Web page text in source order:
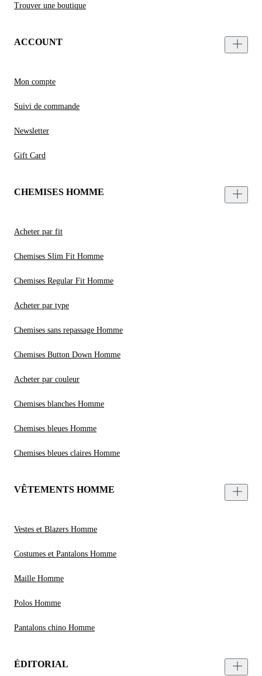
Trouver une boutique
ACCOUNT
Mon compte
Suivi de commande
Newsletter
Gift Card
CHEMISES HOMME
Acheter par fit
Chemises Slim Fit Homme
Chemises Regular Fit Homme
Acheter par type
Chemises sans repassage Homme
Chemises Button Down Homme
Acheter par couleur
Chemises blanches Homme
Chemises bleues Homme
Chemises bleues claires Homme
VÊTEMENTS HOMME
Vestes et Blazers Homme
Costumes et Pantalons Homme
Maille Homme
Polos Homme
Pantalons chino Homme
ÉDITORIAL